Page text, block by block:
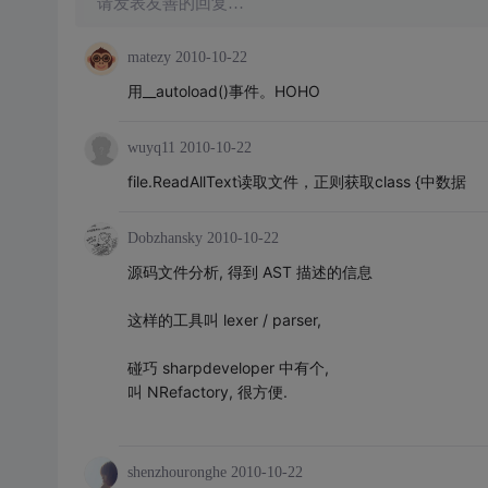
matezy 2010-10-22
用__autoload()事件。HOHO
wuyq11 2010-10-22
file.ReadAllText读取文件，正则获取class {中数据
Dobzhansky 2010-10-22
源码文件分析, 得到 AST 描述的信息
这样的工具叫 lexer / parser,
碰巧 sharpdeveloper 中有个,
叫 NRefactory, 很方便.
shenzhouronghe 2010-10-22